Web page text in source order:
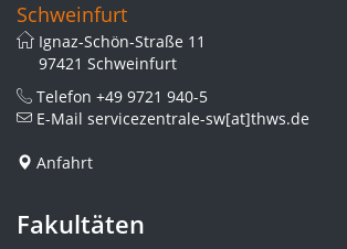
Schweinfurt
Ignaz-Schön-Straße 11
97421 Schweinfurt
Telefon +49 9721 940-5
E-Mail servicezentrale-sw[at]thws.de
Anfahrt
Fakultäten